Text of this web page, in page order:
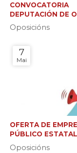
CONVOCATORIA
DEPUTACIÓN DE
Oposicións
7
Mai
OFERTA DE
PÚBLICO
37.000 NOVAS
Oposicións